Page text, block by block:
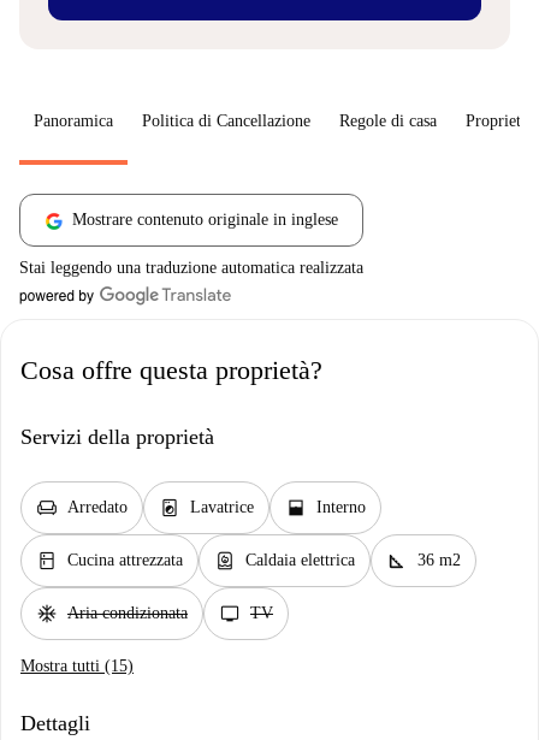
Panoramica Politica di Cancellazione Regole di casa
Mostrare contenuto originale in inglese
Stai leggendo una traduzione automatica realizzata
Cosa offre questa proprietà?
Servizi della proprietà
chair Arredato local_laundry_service Lavatrice window_open Interno
kitchen Cucina attrezzata water_heater Caldaia elettrica square_foot 36 m2
ac_unit Aria condizionata tv TV
Mostra tutti (15)
Dettagli